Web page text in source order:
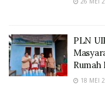
PLN
Rumah
18 MEI